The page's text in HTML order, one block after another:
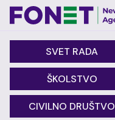
SVET RADA
ŠKOLSTVO
CIVILNO DRUŠTVO